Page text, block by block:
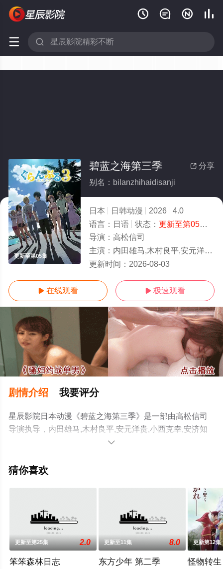
   
 
更新至第05集
 分享
碧蓝之海第三季
别名：bilanzhihaidisanji
日本 日韩动漫 2026
4.0
语言： 日语 状态： 更新至第05集
导演： 高松信司
主演： 内田雄马,木村良平,安元洋贵,小西克幸,安济知佳,内田真礼,行成桃姬,阿澄佳奈,山根绮,江口拓也,榎木淳弥,
更新时间： 2026-08-03
 在线观看  极速观看
剧情介绍 我要评分
星辰影院日本动漫《碧蓝之海第三季》是一部由高松信司
导演执导，内田雄马,木村良平,安元洋贵,小西克幸,安济知
佳,内田真礼,行成桃姬,阿澄佳奈,山根绮,江口拓也,榎木淳弥,
水树奈奈,市道真央,大原沙耶香,濑户麻沙美,洲崎绫等演员
漫全集就上星辰影视，更多相关信息可移步至豆瓣动漫、

猜你喜欢
更新至第25集 2.0
笨笨森林日志
更新至11集 8.0
东方少年 第二季
更新第12集
怪物转生